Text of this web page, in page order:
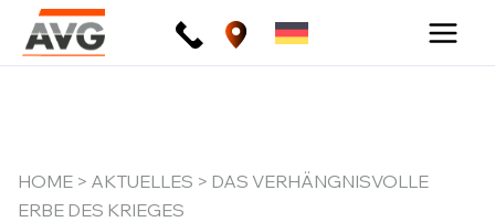
Inhalt
springen
HOME > AKTUELLES > DAS VERHÄNGNISVOLLE
ERBE DES KRIEGES